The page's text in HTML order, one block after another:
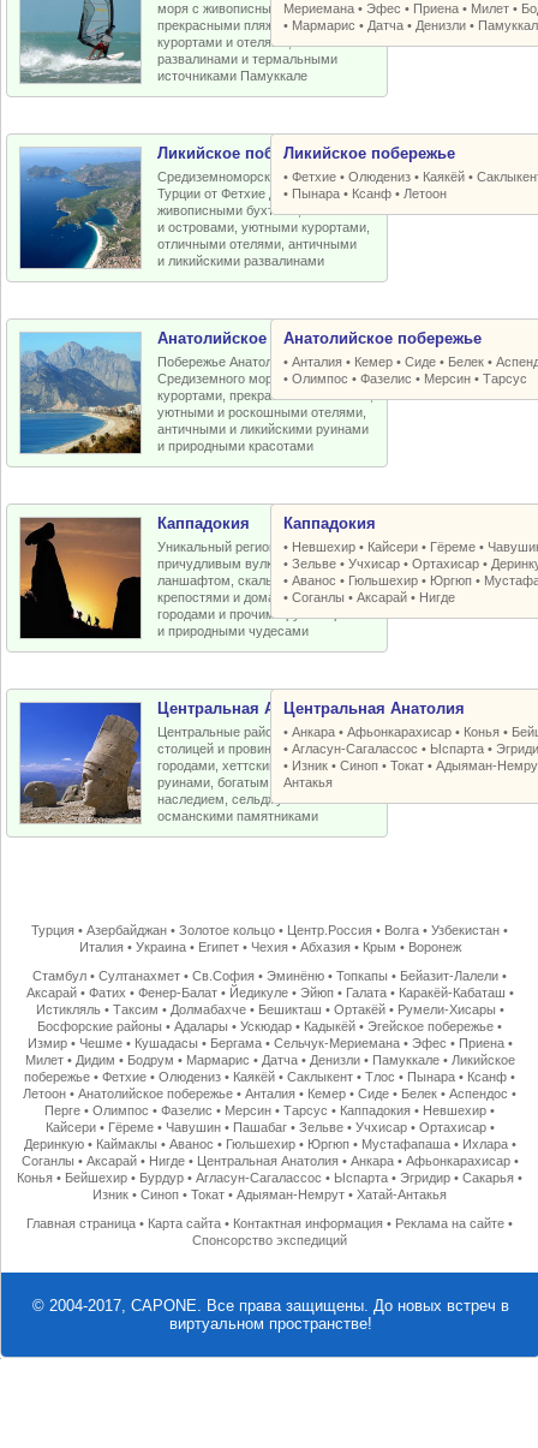
моря с живописными бухтами,
прекрасными пляжами, отличными
курортами и отелями, античными
развалинами и термальными
источниками Памуккале
Мериемана •Эфес • Приена • Милет •
• Мармарис • Датча • Денизли •
Ликийское побережье
Средиземноморское побережье
Турции от Фетхие до Кемера с
живописными бухтами, пляжами
и островами, уютными курортами,
отличными отелями, античными
и ликийскими развалинами
Ликийское побережье
•Фетхие •Олюдениз • Каякёй •
• Пынара • Ксанф • Летоон
Анатолийское побережье
Побережье Анатолийской бухты
Средиземного моря с отличными
курортами, прекрасными пляжами,
уютными и роскошными отелями,
античными и ликийскими руинами
и природными красотами
Анатолийское побережье
•Анталия • Кемер •Сиде • Белек •
•Олимпос •Фазелис • Мерсин •Тарсус
Каппадокия
Уникальный регион Турции с
причудливым вулканическим
ланшафтом, скальными церквями,
крепостями и домами, пещерными
городами и прочими рукотворными
и природными чудесами
Каппадокия
• Невшехир • Кайсери • Гёреме •
•Зельве •Учхисар •Ортахисар •
•Аванос • Гюльшехир • Юргюп •
•Соганлы •Аксарай • Нигде
Центральная Анатолия
Центральные районы Турции со
столицей и провинциальными
городами, хеттскими и античными
руинами, богатым византийским
наследием, сельджукскими и
османскими памятниками
Центральная Анатолия
•Анкара •Афьонкарахисар • Конья •
•Агласун-Сагалассос • Ыспарта •
• Изник •Синоп •Токат •Адыяман-
Антакья
Турция •Азербайджан •Золотое кольцо • Центр.Россия • Волга •Узбекистан •
Италия• Украина• Египет• Чехия• Абхазия• Крым • Воронеж
Стамбул •Султанахмет •Св.София •Эминёню •Топкапы • Бейазит-Лалели •
Аксарай• Фатих • Фенер-Балат• Йедикуле• Эйюп• Галата• Каракёй-Кабаташ •
Истикляль• Таксим • Долмабахче• Бешикташ • Ортакёй• Румели-Хисары •
Босфорские районы •Адалары •Ускюдар • Кадыкёй •Эгейское побережье •
Измир• Чешме• Кушадасы • Бергама• Сельчук-Мериемана• Эфес • Приена•
Милет• Дидим • Бодрум • Мармарис • Датча• Денизли• Памуккале• Ликийское
побережье •Фетхие •Олюдениз • Каякёй •Саклыкент •Тлос • Пынара • Ксанф •
Летоон •Анатолийское побережье •Анталия • Кемер •Сиде • Белек •Аспендос •
Перге •Олимпос •Фазелис • Мерсин •Тарсус • Каппадокия • Невшехир •
Кайсери• Гёреме• Чавушин• Пашабаг• Зельве• Учхисар• Ортахисар•
Деринкую• Каймаклы • Аванос • Гюльшехир• Юргюп• Мустафапаша• Ихлара•
Соганлы • Аксарай• Нигде• Центральная Анатолия• Анкара• Афьонкарахисар•
Конья • Бейшехир • Бурдур •Агласун-Сагалассос • Ыспарта •Эгридир •Сакарья •
Изник •Синоп •Токат •Адыяман-Немрут •Хатай-Антакья
Главная страница • Карта сайта • Контактная информация • Реклама на сайте •
Спонсорство экспедиций
© 2004-2017, CAPONE. Все права защищены. До новых встреч в
виртуальном пространстве!